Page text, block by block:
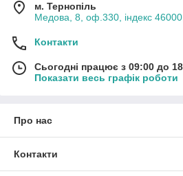
м. Тернопіль
Медова, 8, оф.330, індекс
Контакти
Сьогодні працює з 09:00 до
Показати весь графік роботи
Про нас
Контакти